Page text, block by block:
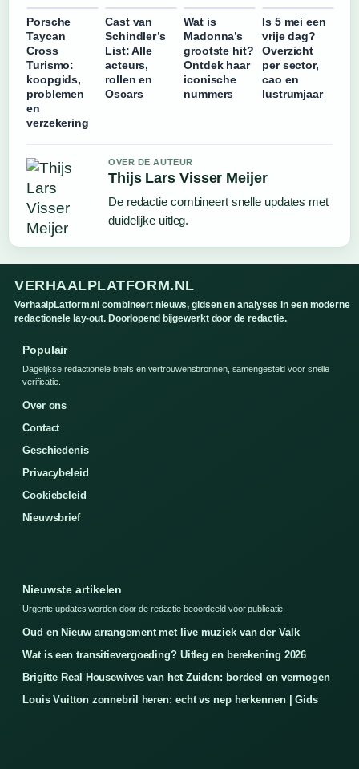
Porsche
Taycan
Cross
Turismo:
koopgids,
problemen
en
verzekering
Cast van
Schindler’s
List: Alle
acteurs,
rollen en
Oscars
Wat is
Madonna’s
grootste hit?
Ontdek haar
iconische
nummers
Is 5 mei een
vrije dag?
Overzicht
per sector,
cao en
lustrumjaar
OVER DE AUTEUR
Thijs Lars Visser Meijer
De redactie combineert snelle updates met
duidelijke uitleg.
VERHAALPLATFORM.NL
VerhaalpLatform.nl combineert nieuws, gidsen en analyses in een moderne
redactionele lay-out. Doorlopend bijgewerkt door de redactie.
Populair
Dagelijkse redactionele briefs en vertrouwensbronnen, samengesteld voor snelle
verificatie.
Over ons
Contact
Geschiedenis
Privacybeleid
Cookiebeleid
Nieuwsbrief
Nieuwste artikelen
Urgente updates worden door de redactie beoordeeld voor publicatie.
Oud en Nieuw arrangement met live muziek van der Valk
Wat is een transitievergoeding? Uitleg en berekening 2026
Brigitte Real Housewives van het Zuiden: bordeel en vermogen
Louis Vuitton zonnebril heren: echt vs nep herkennen | Gids